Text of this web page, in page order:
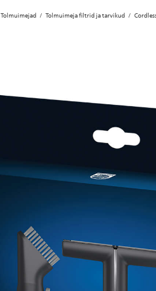
Tolmuimejad Tolmuimeja filtrid ja tarvikud